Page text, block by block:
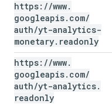
https: //www.
googleapis. com/
auth/yt-analytics-
monetary. readonly
https: //www.
googleapis. com/
auth/yt-analytics.
readonly